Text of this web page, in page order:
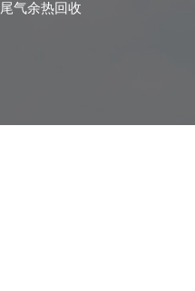
尾气余热回收